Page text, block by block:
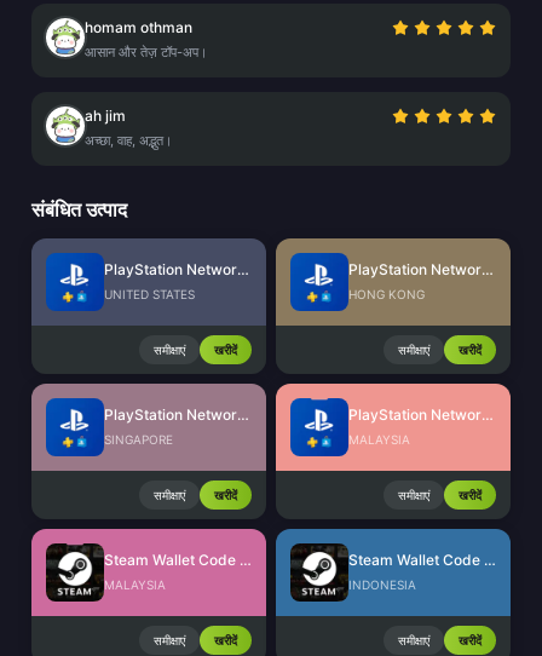
homam othman
आसान और तेज़ टॉप-अप।
ah jim
अच्छा, वाह, अद्भुत।
संबंधित उत्पाद
PlayStation Network Card (US)
UNITED STATES
समीक्षाएं खरीदें
PlayStation Network Card (HK)
HONG KONG
समीक्षाएं खरीदें
PlayStation Network Card (SG)
SINGAPORE
समीक्षाएं खरीदें
PlayStation Network Card (MY)
MALAYSIA
समीक्षाएं खरीदें
Steam Wallet Code (MYR)
MALAYSIA
समीक्षाएं खरीदें
Steam Wallet Code (IDR)
INDONESIA
समीक्षाएं खरीदें